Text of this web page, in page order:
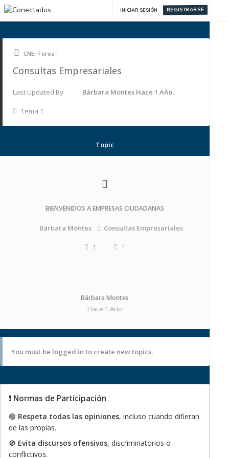
REGISTRARSE
INICIAR SESIÓN
CNE› Foros›
Consultas Empresariales
Last Updated By Bárbara Montes Hace 1 Año .
Tema 1
Topic
BIENVENIDOS A EMPRESAS CIUDADANAS
Bárbara Montes Consultas Empresariales
1 1
Bárbara Montes
Hace 1 Año
You must be logged in to create new topics.
❗ Normas de Participación
🟢 Respeta todas las opiniones, incluso cuando difieran
de las propias.
🚫 Evita discursos ofensivos, discriminatorios o
conflictivos.